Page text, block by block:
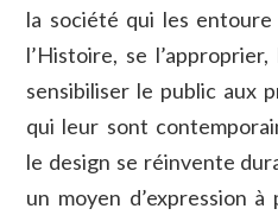
la société qui les
l’Histoire, se
sensibiliser le public aux
qui leur sont
le design se réinvente
un moyen d’expression